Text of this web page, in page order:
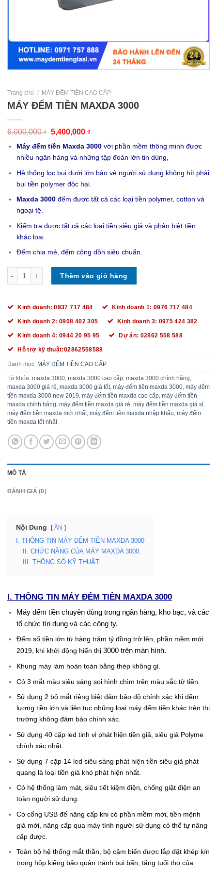
Trang chủ / MÁY ĐẾM TIỀN CAO CẤP
MÁY ĐẾM TIỀN MAXDA 3000
6,000,000₫ 5,400,000 ₫
Máy đếm tiền Maxda 3000với phần mềm thông minh được
nhiều ngân hàng và những tập đoàn lớn tin dùng,
Hệ thống lọc bụi dưới lớn bảo vệ người sử dụng không hít phải
bụi tiền polymer độc hại.
Maxda 3000 đếm được tất cả các loại tiền polymer, cotton và
ngoại tệ.
Kiểm tra được tất cả các loại tiền siêu giả và phân biệt tiền
khác loại.
Đếm chia mẻ, đếm cộng dồn siêu chuẩn.
MÁY ĐẾM TIỀN MAXDA 3000 số lượng
Thêm vào giỏ hàng
Kinh doanh: 0937 717 484 Kinh doanh 1: 0976 717 484
Kinh doanh 2: 0908 402 305 Kinh doanh 3: 0975 424 382
Kinh doanh 4: 0944 20 95 95 Dự án: 02862 558 588
Hỗ trợ kỹ thuật:02862558588
Danh mục: MÁY ĐẾM TIỀN CAO CẤP
Từ khóa: maxda 3000 maxda 3000 cao cấp maxda 3000 chính hãng
maxda 3000 giá rẻ maxda 3000 giá tốt máy đếm tiền maxda 3000 máy đếm
tiền maxda 3000 new 2019 máy đếm tiền maxda cao cấp máy đếm tiền
maxda chính hãng máy đếm tiền maxda giá rẻ máy đếm tiền maxda giá sỉ
máy đếm tiền maxda mới nhất máy đếm tiền maxda nhập khẩu máy đếm
tiền maxda tốt nhất
MÔ TẢ
ĐÁNH GIÁ (0)
Nội Dung ẨN
I. THÔNG TIN MÁY ĐẾM TIỀN MAXDA 3000
II. CHỨC NĂNG CỦA MÁY MAXDA 3000.
III. THÔNG SỐ KỸ THUẬT.
I. THÔNG TIN MÁY ĐẾM TIỀN MAXDA 3000
Máy đếm tiền chuyên dùng trong ngân hàng, kho bạc, và các
tổ chức tín dụng và các công ty.
Đếm số tiền lớn từ hàng trăm tỷ đồng trở lên, phần mềm mới
2019, khi khởi động hiển thị3000trên màn hình.
Khung máy làm hoàn toàn bằng thép không gỉ.
Có 3 mắt màu siêu sáng soi hình chìm trên màu sắc tờ tiền.
Sử dụng 2 bộ mắt riêng biệt đảm bảo độ chính xác khi đếm
lượng tiền lớn và liên tục những loại máy đếm tiền khác trên thị
trường không đảm bảo chính xác.
Sử dụng 40 cặp led tinh vi phát hiện tiền giả, siêu giả Polyme
chính xác nhất.
Sử dụng 7 cặp 14 led siêu sáng phát hiện tiền siêu giả phát
quang là loại tiền giả khó phát hiện nhất.
Có hệ thống làm mát, siêu tiết kiệm điện, chống giật điện an
toàn người sử dụng.
Có cổng USB để nâng cấp khi có phần mềm mới, tiền mệnh
giá mới, nâng cấp qua máy tính người sử dụng có thể tự nâng
cấp được.
Toàn bộ hệ thống mắt thần, bộ cảm biến được lắp đặt khép kín
trong hộp kiếng bảo quản tránh bụi bẩn, tăng tuổi thọ của